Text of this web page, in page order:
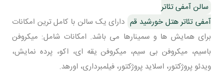
سالن آمفی تئاتر
آمفی تئاتر هتل خورشید قم دارای یک سالن با کامل ترین امکانات
برای همایش ها و سمینارها می باشد. امکانات شامل: میکروفن
باسیم، میکروفن بی سیم، میکروفن یقه ای، اکو، پرده نمایش،
ویدئو پروژکتور، اسلاید پروژکتور، فیلمبرداری، اورهد.